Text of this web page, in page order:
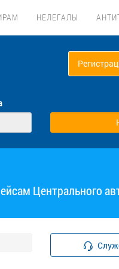
НЕЛЕГАЛЫ
Центрального